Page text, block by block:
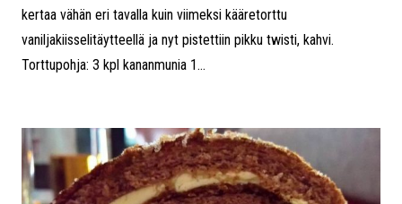
kertaa vähän eri tavalla kuin viimeksi kääretorttu
vaniljakiisselitäytteellä ja nyt pistettiin pikku twisti, kahvi.
Torttupohja: 3 kpl kananmunia 1...